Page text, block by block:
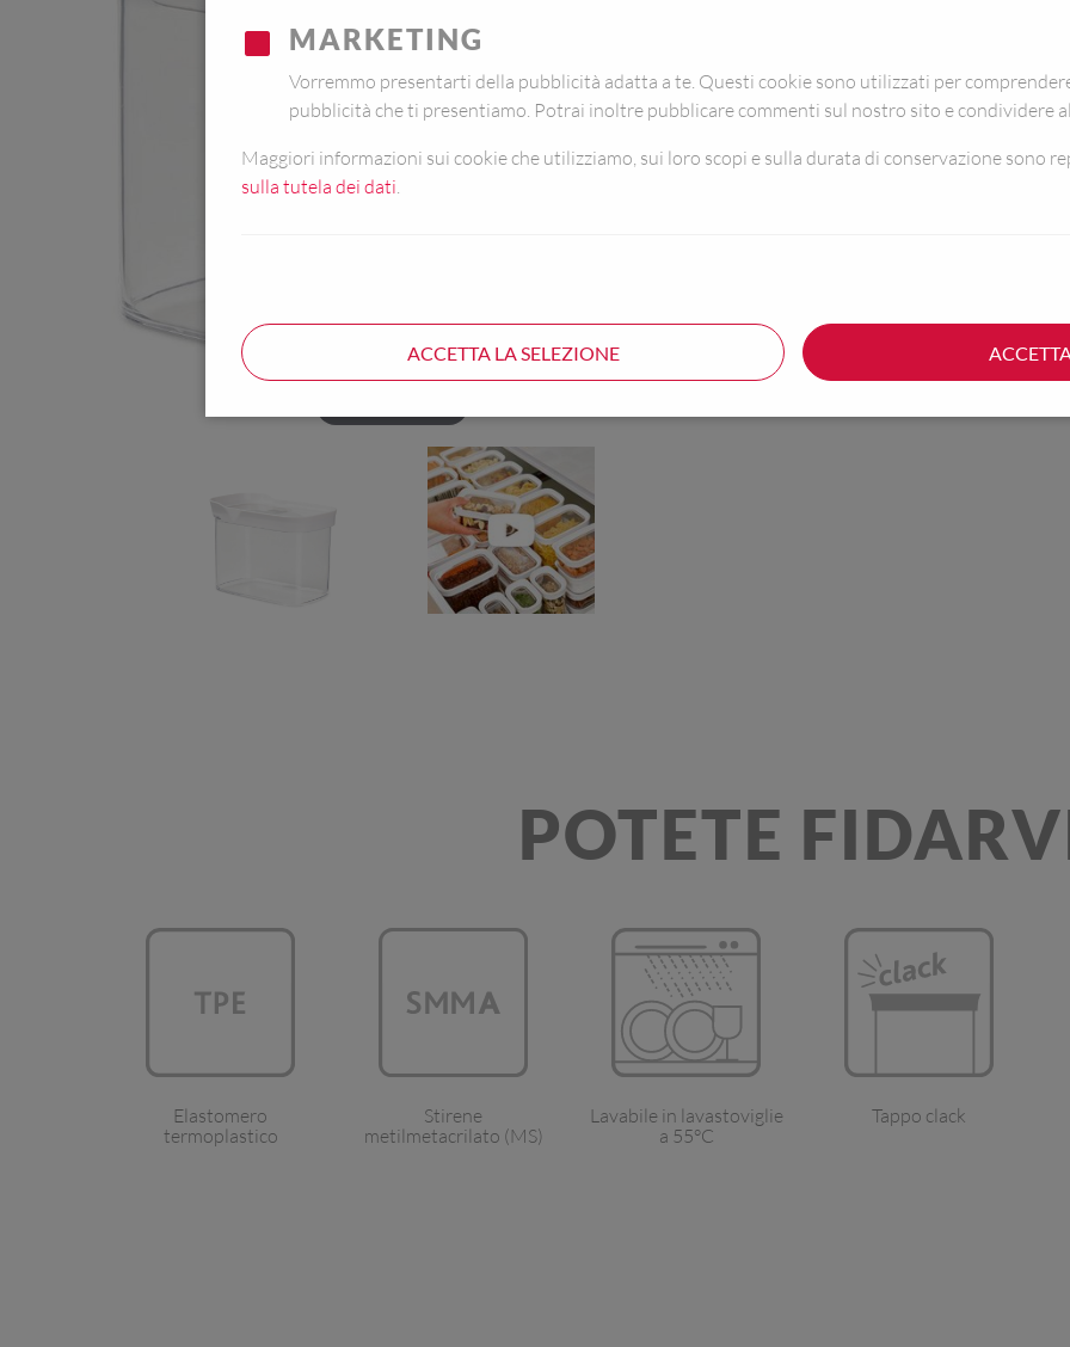
POTETE
Elastomero
termoplastico
Stirene
metilmetacrilato (MS)
Lavabile in lavastoviglie
a 55°C
Tappo clack
MARKETING
Vorremmo presentarti della pubblicità adatta a te. Questi cookie sono utilizzati per
pubblicità che ti presentiamo. Potrai inoltre pubblicare commenti sul nostro sito e condividere
Maggiori informazioni sui cookie che utilizziamo, sui loro scopi e sulla durata di conservazione sono
sulla tutela dei dati
ACCETTA LA SELEZIONE